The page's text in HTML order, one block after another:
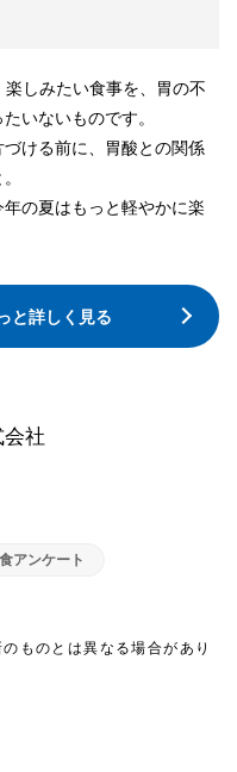
しみたい食事を、胃の不
いないものです。
づける前に、胃酸との関係
の夏はもっと軽やかに楽
と詳しく見る
社
食アンケート
ものとは異なる場合があり